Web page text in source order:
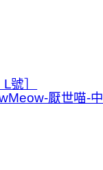
號］
厭世喵-中